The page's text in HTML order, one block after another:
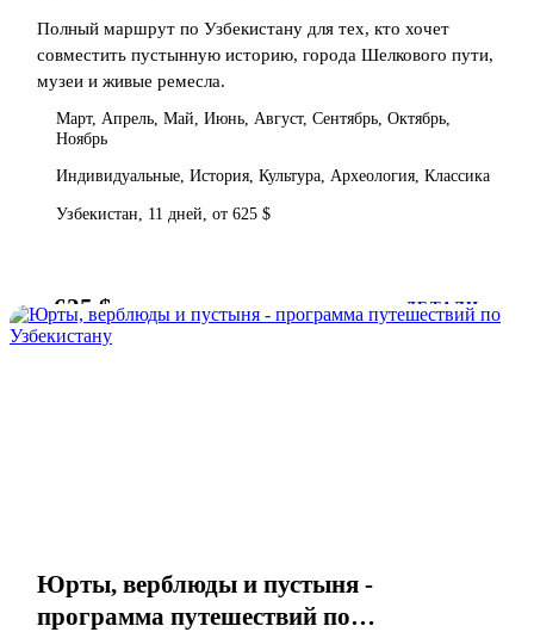
Полный маршрут по Узбекистану для тех, кто хочет
совместить пустынную историю, города Шелкового пути,
музеи и живые ремесла.
Март, Апрель, Май, Июнь, Август, Сентябрь, Октябрь,
Ноябрь
Индивидуальные, История, Культура, Археология, Классика
Узбекистан, 11 дней, от 625 $
от625 $ ДЕТАЛИ
Юрты, верблюды и пустыня -
программа путешествий по